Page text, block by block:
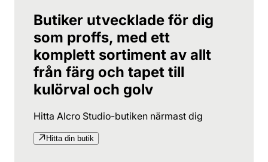
Butiker utvecklade för dig
som proffs, med ett
komplett sortiment av allt
från färg och tapet till
kulörval och golv
Hitta Alcro Studio-butiken närmast dig
Hitta din butik